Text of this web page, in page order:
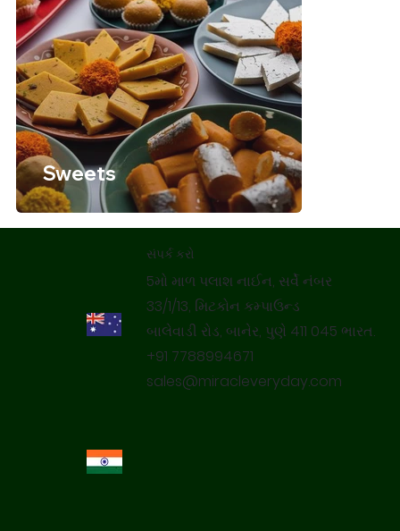
Sweets
સંપર્ક કરો
5મો માળ પલાશ નાઈન, સર્વે નંબર
33/1/13, મિટકોન કમ્પાઉન્ડ
બાલેવાડી રોડ, બાનેર, પુણે 411 045 ભારત.
+91 7788994671
sales@miracleveryday.com